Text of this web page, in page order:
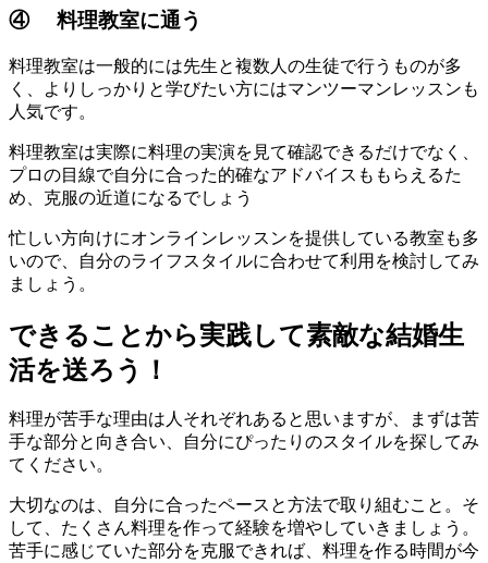
④ 料理教室に通う
料理教室は一般的には先生と複数人の生徒で行うものが多
く、よりしっかりと学びたい方にはマンツーマンレッスンも
人気です。
料理教室は実際に料理の実演を見て確認できるだけでなく、
プロの目線で自分に合った的確なアドバイスももらえるた
め、克服の近道になるでしょう
忙しい方向けにオンラインレッスンを提供している教室も多
いので、自分のライフスタイルに合わせて利用を検討してみ
ましょう。
できることから実践して素敵な結婚生
活を送ろう！
料理が苦手な理由は人それぞれあると思いますが、まずは苦
手な部分と向き合い、自分にぴったりのスタイルを探してみ
てください。
大切なのは、自分に合ったペースと方法で取り組むこと。そ
して、たくさん料理を作って経験を増やしていきましょう。
苦手に感じていた部分を克服できれば、料理を作る時間が今